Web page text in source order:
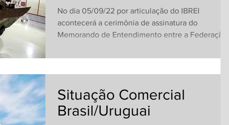
No dia 05/09/22 por articulação do IBREI
acontecerá a cerimônia de assinatura do
Memorando de Entendimento entre a Federação
Situação Comercial
Brasil/Uruguai